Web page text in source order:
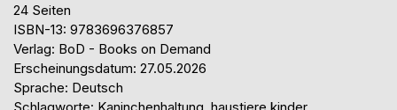
24 Seiten
ISBN-13: 9783696376857
Verlag: BoD - Books on Demand
Erscheinungsdatum: 27.05.2026
Sprache: Deutsch
Schlagworte: Kaninchenhaltung, haustiere kinder,